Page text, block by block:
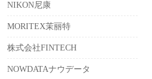
NIKON尼康
MORITEX茉丽特
株式会社FINTECH
NOWDATAナウデータ